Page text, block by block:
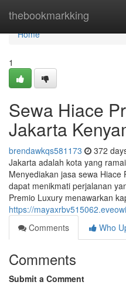
thebookmarkking
Home
Home
1
Sewa Hiace
Jakarta
brendawkqs581173 372
Jakarta adalah kota yang
Menyediakan jasa sewa
dapat menikmati perjalanan
Premio Luxury menawarkan
https://
Comments
Who
Comments
Submit a Comment